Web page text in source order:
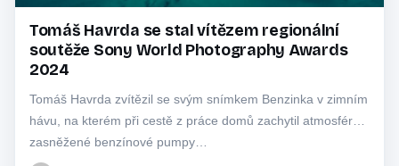
Tomáš Havrda se stal vítězem regionální
soutěže Sony World Photography Awards
2024
Tomáš Havrda zvítězil se svým snímkem Benzinka v zimním
hávu, na kterém při cestě z práce domů zachytil atmosféru
zasněžené benzínové pumpy…